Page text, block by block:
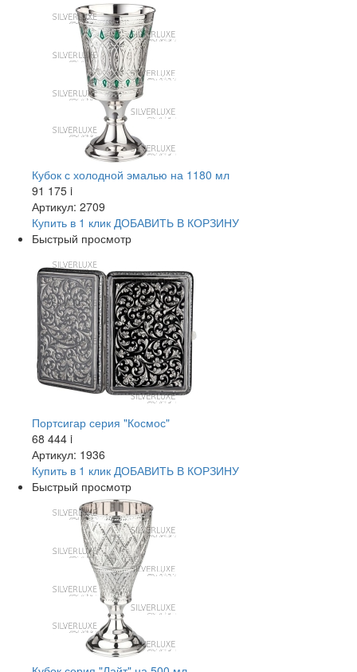
Кубок с холодной эмалью на 1180 мл
91 175 i
Артикул: 2709
Купить в 1 клик ДОБАВИТЬ В КОРЗИНУ
Быстрый просмотр
Портсигар серия "Космос"
68 444 i
Артикул: 1936
Купить в 1 клик ДОБАВИТЬ В КОРЗИНУ
Быстрый просмотр